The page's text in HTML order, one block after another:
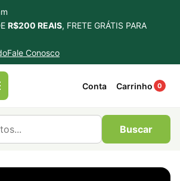
R$200 REAIS, FRETE GRÁTIS PARA
Fale Conosco
Conta Carrinho 0
Buscar